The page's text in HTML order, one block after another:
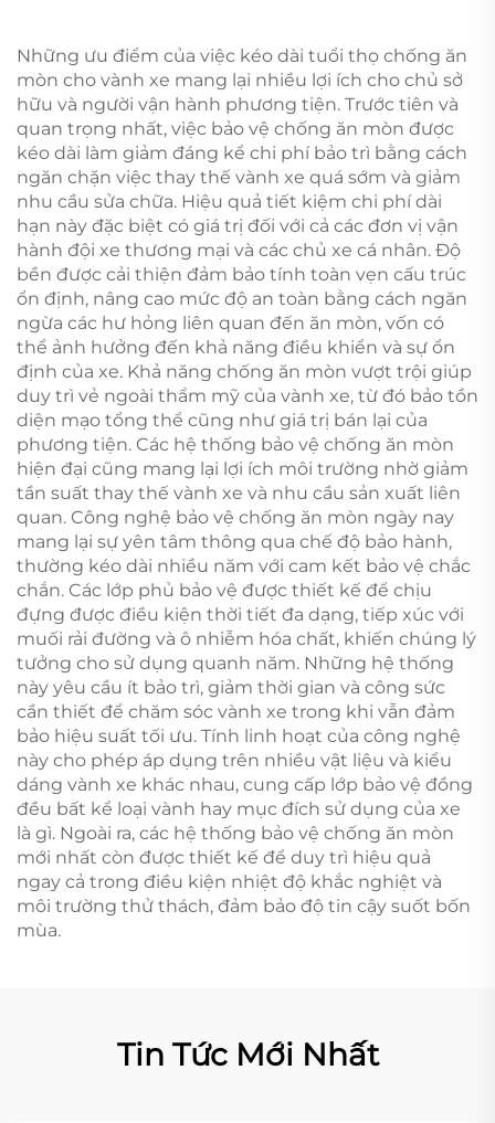
Những ưu điểm của việc kéo dài tuổi thọ chống ăn
mòn cho vành xe mang lại nhiều lợi ích cho chủ sở
hữu và người vận hành phương tiện. Trước tiên và
quan trọng nhất, việc bảo vệ chống ăn mòn được
kéo dài làm giảm đáng kể chi phí bảo trì bằng cách
ngăn chặn việc thay thế vành xe quá sớm và giảm
nhu cầu sửa chữa. Hiệu quả tiết kiệm chi phí dài
hạn này đặc biệt có giá trị đối với cả các đơn vị vận
hành đội xe thương mại và các chủ xe cá nhân. Độ
bền được cải thiện đảm bảo tính toàn vẹn cấu trúc
ổn định, nâng cao mức độ an toàn bằng cách ngăn
ngừa các hư hỏng liên quan đến ăn mòn, vốn có
thể ảnh hưởng đến khả năng điều khiển và sự ổn
định của xe. Khả năng chống ăn mòn vượt trội giúp
duy trì vẻ ngoài thẩm mỹ của vành xe, từ đó bảo tồn
diện mạo tổng thể cũng như giá trị bán lại của
phương tiện. Các hệ thống bảo vệ chống ăn mòn
hiện đại cũng mang lại lợi ích môi trường nhờ giảm
tần suất thay thế vành xe và nhu cầu sản xuất liên
quan. Công nghệ bảo vệ chống ăn mòn ngày nay
mang lại sự yên tâm thông qua chế độ bảo hành,
thường kéo dài nhiều năm với cam kết bảo vệ chắc
chắn. Các lớp phủ bảo vệ được thiết kế để chịu
đựng được điều kiện thời tiết đa dạng, tiếp xúc với
muối rải đường và ô nhiễm hóa chất, khiến chúng lý
tưởng cho sử dụng quanh năm. Những hệ thống
này yêu cầu ít bảo trì, giảm thời gian và công sức
cần thiết để chăm sóc vành xe trong khi vẫn đảm
bảo hiệu suất tối ưu. Tính linh hoạt của công nghệ
này cho phép áp dụng trên nhiều vật liệu và kiểu
dáng vành xe khác nhau, cung cấp lớp bảo vệ đồng
đều bất kể loại vành hay mục đích sử dụng của xe
là gì. Ngoài ra, các hệ thống bảo vệ chống ăn mòn
mới nhất còn được thiết kế để duy trì hiệu quả
ngay cả trong điều kiện nhiệt độ khắc nghiệt và
môi trường thử thách, đảm bảo độ tin cậy suốt bốn
mùa.
Tin Tức Mới Nhất